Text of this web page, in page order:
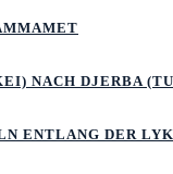
NACH DJERBA
ENTLANG DER